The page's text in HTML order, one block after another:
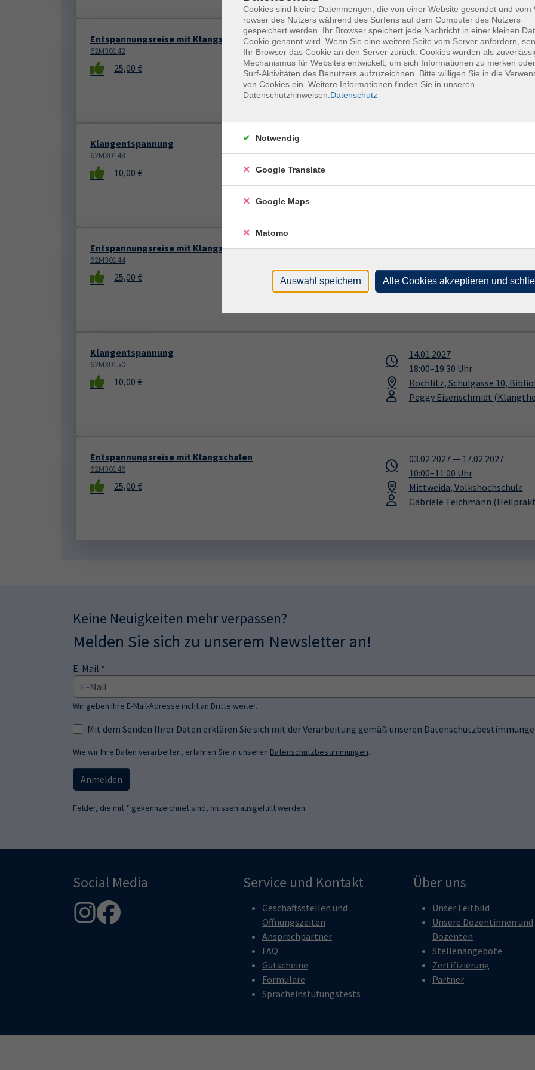
Entspannungsreise mit Klangschalen
62M30142
25,00 €
16.10.2026 —30.10.2026
17:00–18:00Uhr
Mittweida, Volkshochschule
Gabriele Teichmann
Klangentspannung
62M30148
10,00 €
Peggy Eisenschmidt
Entspannungsreise mit Klangschalen
62M30144
25,00 €
27.11.2026—11.12.2026
Mittweida, Volkshochschule
Gabriele Teichmann
Klangentspannung
62M30150
10,00 €
14.01.2027
18:00–19:30 Uhr
Rochlitz, Schulgasse 10,
Peggy Eisenschmidt
Entspannungsreise mit Klangschalen
62M30146
25,00 €
03.02.2027— 17.02.2027
10:00–11:00 Uhr
Mittweida, Volkshochschule
Gabriele Teichmann
Keine Neuigkeiten mehr verpassen?
Melden Sie sich zu unserem Newsletter an!
E-Mail *
Wir geben Ihre E-Mail-Adresse nicht an Dritte weiter.
Mit dem Senden Ihrer Daten erklären Sie sich mit der Verarbeitung gemäß unseren
Wie wir Ihre Daten verarbeiten, erfahren Sie in unseren Datenschutzbestimmungen.
Anmelden
Felder, die mit * gekennzeichnet sind, müssen ausgefüllt werden.
Social Media Service und Kontakt
Geschäftsstellen und
Öffnungszeiten
Ansprechpartner
FAQ
Gutscheine
Formulare
Spracheinstufungstests
Über uns
Unser Leitbild
Unsere Dozentinnen und
Dozenten
Stellenangebote
Zertifizierung
Partner
Cookies sind kleine Datenmengen, die von einer Website gesendet und vom
rowser des Nutzers während des Surfens auf dem Computer des Nutzers
gespeichert werden. Ihr Browser speichert jede Nachricht in einer kleinen
Cookie genannt wird. Wenn Sie eine weitere Seite vom Server anfordern,
Ihr Browser das Cookie an den Server zurück. Cookies wurden als
Mechanismus für Websites entwickelt, um sich Informationen zu merken
Surf-Aktivitäten des Benutzers aufzuzeichnen. Bitte willigen Sie in die
von Cookies ein. Weitere Informationen finden Sie in unseren
Datenschutzhinweisen. Datenschutz
Notwendig
Google Translate
Google Maps
Matomo
Auswahl speichern Alle Cookies akzeptieren und